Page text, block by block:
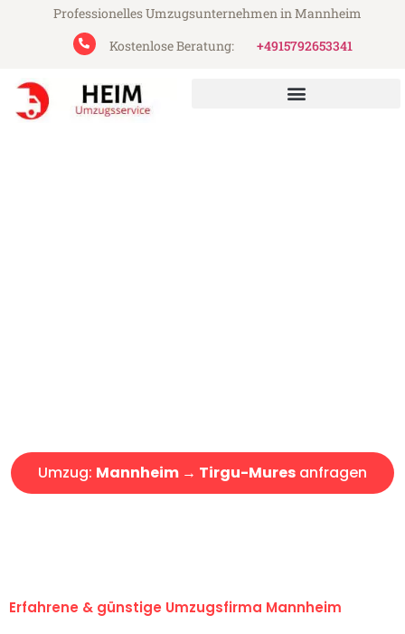
Professionelles Umzugsunternehmen in Mannheim
Kostenlose Beratung:
+4915792653341
Umzug: Mannheim → Tirgu-Mures anfragen
Erfahrene & günstige Umzugsfirma Mannheim